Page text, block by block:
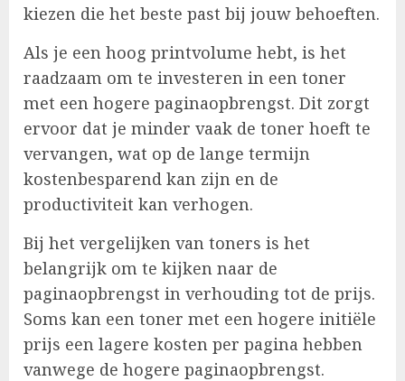
kiezen die het beste past bij jouw behoeften.
Als je een hoog printvolume hebt, is het
raadzaam om te investeren in een toner
met een hogere paginaopbrengst. Dit zorgt
ervoor dat je minder vaak de toner hoeft te
vervangen, wat op de lange termijn
kostenbesparend kan zijn en de
productiviteit kan verhogen.
Bij het vergelijken van toners is het
belangrijk om te kijken naar de
paginaopbrengst in verhouding tot de prijs.
Soms kan een toner met een hogere initiële
prijs een lagere kosten per pagina hebben
vanwege de hogere paginaopbrengst.